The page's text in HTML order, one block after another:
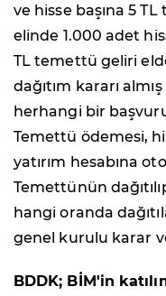
ve hisse başına 5
elinde 1.000 adet
TL temettü geliri
dağıtım kararı
herhangi bir
Temettü ödemesi,
yatırım hesabına
Temettünün
hangi oranda
genel kurulu karar
BDDK; BİM'in